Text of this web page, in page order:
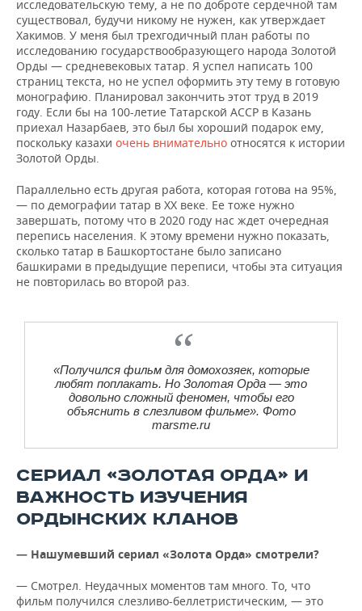
исследовательскую тему, а не по доброте сердечной там
существовал, будучи никому не нужен, как утверждает
Хакимов. У меня был трехгодичный план работы по
исследованию государствообразующего народа Золотой
Орды — средневековых татар. Я успел написать 100
страниц текста, но не успел оформить эту тему в готовую
монографию. Планировал закончить этот труд в 2019
году. Если бы на 100-летие Татарской АССР в Казань
приехал Назарбаев, это был бы хороший подарок ему,
поскольку казахи очень внимательно относятся к истории
Золотой Орды.
Параллельно есть другая работа, которая готова на 95%,
— по демографии татар в XX веке. Ее тоже нужно
завершать, потому что в 2020 году нас ждет очередная
перепись населения. К этому времени нужно показать,
сколько татар в Башкортостане было записано
башкирами в предыдущие переписи, чтобы эта ситуация
не повторилась во второй раз.
«Получился фильм для домохозяек, которые
любят поплакать. Но Золотая Орда — это
довольно сложный феномен, чтобы его
объяснить в слезливом фильме». Фото
marsme.ru
СЕРИАЛ «ЗОЛОТАЯ ОРДА» И
ВАЖНОСТЬ ИЗУЧЕНИЯ
ОРДЫНСКИХ КЛАНОВ
— Нашумевший сериал «Золота Орда» смотрели?
— Смотрел. Неудачных моментов там много. То, что
фильм получился слезливо-беллетристическим, — это